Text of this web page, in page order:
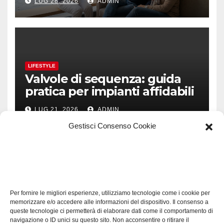
Gestisci Consenso Cookie
Per fornire le migliori esperienze, utilizziamo tecnologie come i cookie per
memorizzare e/o accedere alle informazioni del dispositivo. Il consenso a
queste tecnologie ci permetterà di elaborare dati come il comportamento di
navigazione o ID unici su questo sito. Non acconsentire o ritirare il
LIFESTYLE
Valvole di sequenza: guida
pratica per impianti affidabili
LUG 21, 2026 ADMIN
Software manutenzioni:
guida pratica alla scelta
efficace
LUG 17, 2026 ADMIN